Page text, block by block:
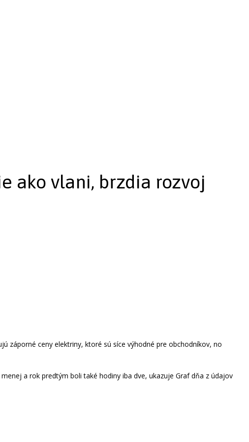
ako vlani, brzdia rozvoj
záporné ceny elektriny, ktoré sú síce výhodné pre obchodníkov, no
a rok predtým boli také hodiny iba dve, ukazuje Graf dňa z údajov